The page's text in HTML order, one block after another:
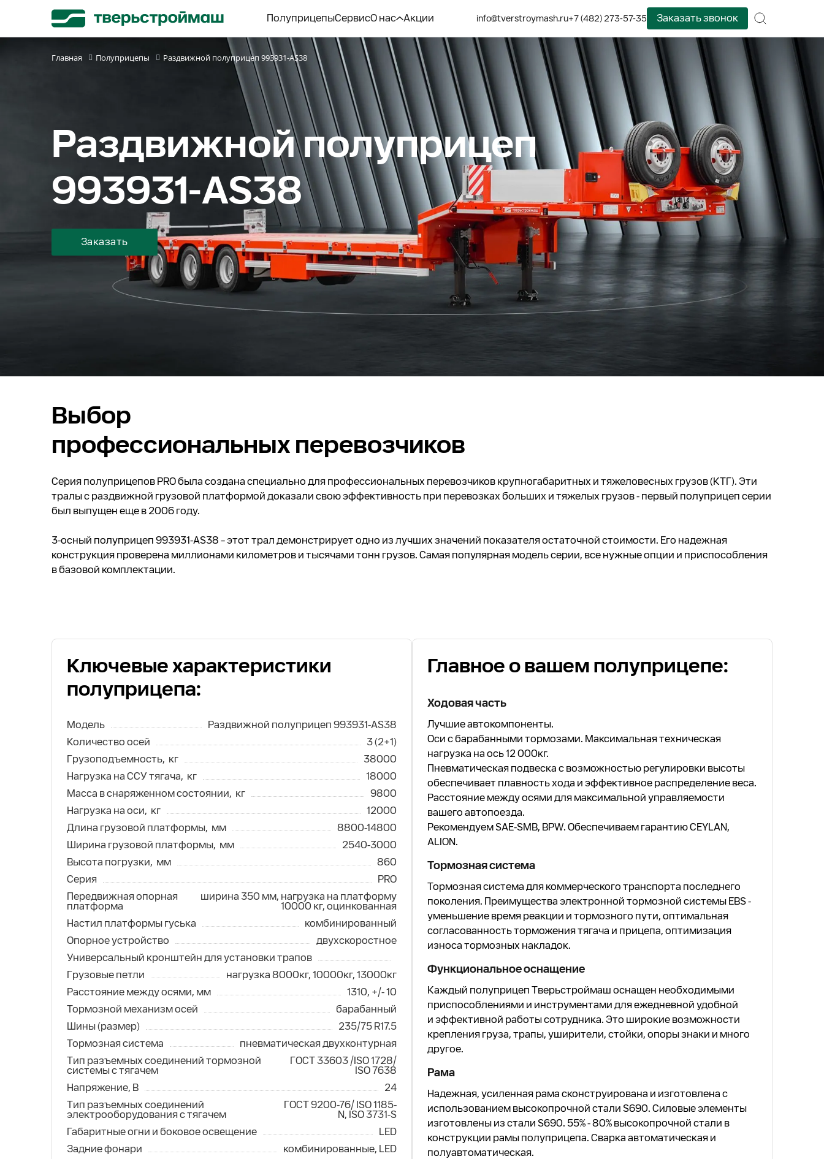
Главная Полуприцепы Раздвижной полуприцеп 993931-AS38
ПолуприцепыСервисО нас Акции info@tverstroymash.ru+7 (482) 273-57-35 Заказать звонок
Раздвижной полуприцеп
993931-AS38
Заказать
Выбор
профессиональных перевозчиков
Серия полуприцепов PRO была создана специально для профессиональных перевозчиков крупногабаритных и тяжеловесных грузов (КТГ). Эти
тралы с раздвижной грузовой платформой доказали свою эффективность при перевозках больших и тяжелых грузов - первый полуприцеп серии
был выпущен еще в 2006 году.
3-осный полуприцеп 993931-AS38 – этот трал демонстрирует одно из лучших значений показателя остаточной стоимости. Его надежная
конструкция проверена миллионами километров и тысячами тонн грузов. Самая популярная модель серии, все нужные опции и приспособления
в базовой комплектации.
Ключевые характеристики
полуприцепа:
Модель
Раздвижной полуприцеп 993931-AS38
Количество осей
3 (2+1)
Грузоподъемность, кг
38000
Нагрузка на ССУ тягача, кг
18000
Масса в снаряженном состоянии, кг
9800
Нагрузка на оси, кг
12000
Длина грузовой платформы, мм
8800-14800
Ширина грузовой платформы, мм
2540-3000
Высота погрузки, мм
860
Серия
PRO
Передвижная опорная
платформа
ширина 350 мм, нагрузка на платформу
10000 кг, оцинкованная
Настил платформы гуська
комбинированный
Опорное устройство
двухскоростное
Универсальный кронштейн для установки трапов
Грузовые петли
нагрузка 8000кг, 10000кг, 13000кг
Расстояние между осями, мм
1310, +/- 10
Тормозной механизм осей
барабанный
Шины (размер)
235/75 R17.5
Тормозная система
пневматическая двухконтурная
Тип разъемных соединений тормозной
системы с тягачем
ГОСТ 33603 /ISO 1728/
ISO 7638
Напряжение, В
24
Тип разъемных соединений
электрооборудования с тягачем
ГОСТ 9200-76/ ISO 1185-
N, ISO 3731-S
Габаритные огни и боковое освещение
LED
Задние фонари
комбинированные, LED
Главное о вашем полуприцепе:
Ходовая часть
Лучшие автокомпоненты.
Оси с барабанными тормозами. Максимальная техническая
нагрузка на ось 12 000кг.
Пневматическая подвеска с возможностью регулировки высоты
обеспечивает плавность хода и эффективное распределение веса.
Расстояние между осями для максимальной управляемости
вашего автопоезда.
Рекомендуем SAE-SMB, BPW. Обеспечиваем гарантию CEYLAN,
ALION.
Тормозная система
Тормозная система для коммерческого транспорта последнего
поколения. Преимущества электронной тормозной системы EBS -
уменьшение время реакции и тормозного пути, оптимальная
согласованность торможения тягача и прицепа, оптимизация
износа тормозных накладок.
Функциональное оснащение
Каждый полуприцеп Тверьстроймаш оснащен необходимыми
приспособлениями и инструментами для ежедневной удобной
и эффективной работы сотрудника. Это широкие возможности
крепления груза, трапы, уширители, стойки, опоры знаки и много
другое.
Рама
Надежная, усиленная рама сконструирована и изготовлена с
использованием высокопрочной стали S690. Силовые элементы
изготовлены из стали S690. 55% - 80% высокопрочной стали в
конструкции рамы полуприцепа. Сварка автоматическая и
полуавтоматическая.